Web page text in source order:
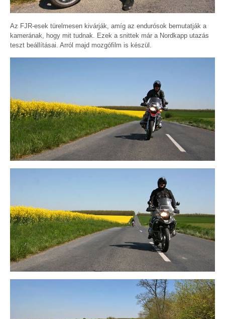
Az FJR-esek türelmesen kivárják, amíg az endurósok bemutatják a
kamerának, hogy mit tudnak. Ezek a snittek már a Nordkapp utazás
teszt beállításai. Arról majd mozgófilm is készül.